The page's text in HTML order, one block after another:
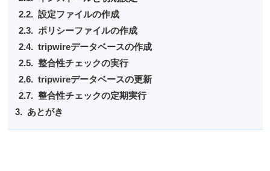
設定ファイルの作成
ポリシーファイルの作成
tripwireデータベースの作成
整合性チェックの実行
tripwireデータベースの更新
整合性チェックの定期実行
あとがき